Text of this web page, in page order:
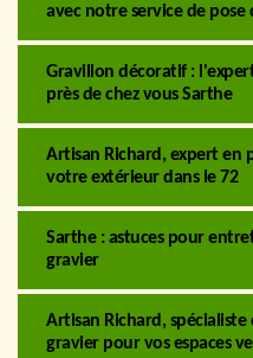
avec notre service de pose
Gravillon décoratif :
près de chez vous Sarthe
Artisan Richard, expert en
votre extérieur dans le 72
Sarthe : astuces pour
gravier
Artisan Richard,
gravier pour vos espaces